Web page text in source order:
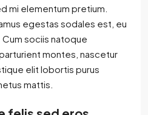
mi elementum pretium.
egestas sodales est, eu
sociis natoque
montes, nascetur
elit lobortis purus
mattis.